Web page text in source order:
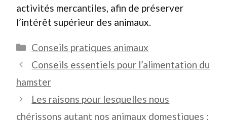
activités mercantiles, afin de préserver
l’intérêt supérieur des animaux.
Catégories
Conseils pratiques animaux
Conseils essentiels pour l’alimentation du
hamster
Les raisons pour lesquelles nous
chérissons autant nos animaux domestiques :